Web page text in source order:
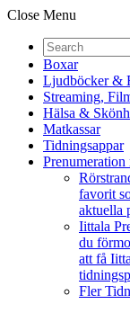
Close Menu
Boxar
Ljudböcker &
Streaming,
Hälsa &
Matkassar
Tidningsappar
Prenumeration
favorit
aktuella
Iittala
du
att få
Fler